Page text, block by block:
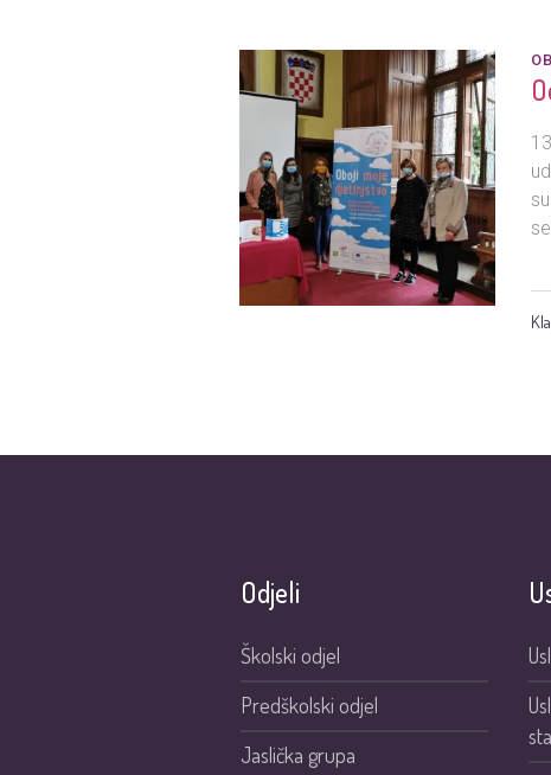
Odjeli
Školski odjel
Predškolski odjel
Jaslička grupa